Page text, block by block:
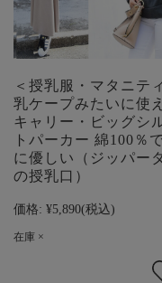
＜授乳服・マタニテ
乳ケープみたいに使
キャリー・ビッグシ
トパーカー 綿100％
に優しい（ジッパー
の授乳口）
価格: ¥5,890(税込)
在庫 ×